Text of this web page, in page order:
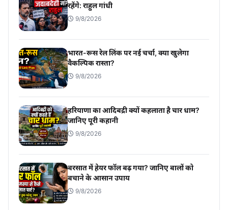
रहेंगे: राहुल गांधी
9/8/2026
भारत-रूस रेल लिंक पर नई चर्चा, क्या खुलेगा
वैकल्पिक रास्ता?
9/8/2026
हरियाणा का आदिबद्री क्यों कहलाता है चार धाम?
जानिए पूरी कहानी
9/8/2026
बरसात में हेयर फॉल बढ़ गया? जानिए बालों को
बचाने के आसान उपाय
9/8/2026